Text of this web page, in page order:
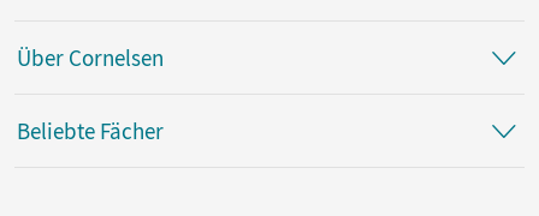
Über Cornelsen
Beliebte Fächer